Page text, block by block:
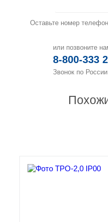
Оставьте номер
или позвоните
8-800-333
Звонок по